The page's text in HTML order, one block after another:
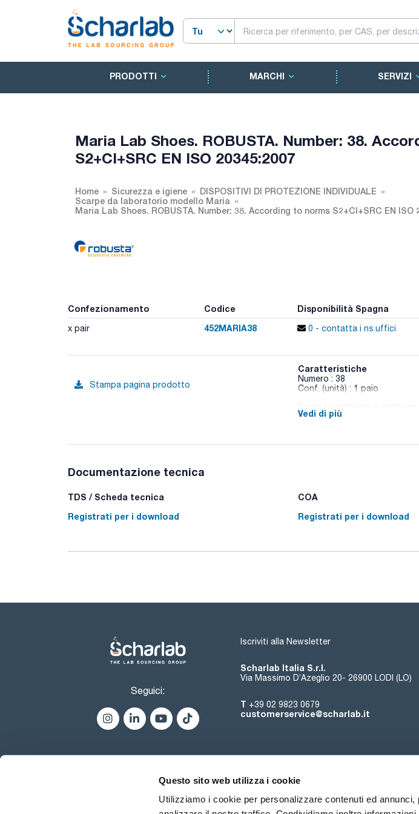
Questo sito web utilizza i cookie
Utilizziamo i cookie per personalizzare contenuti ed
PRODOTTI MARCHI SERVIZI
Maria Lab Shoes. ROBUSTA. Number: 38.
S2+CI+SRC EN ISO 20345:2007
Home Sicurezza e igiene
DISPOSITIVI DI PROTEZIONE INDIVIDUALE
Scarpe da laboratorio modello Maria
Maria Lab Shoes. ROBUSTA. Number: 38. According to norms S2+CI+SRC EN ISO
Confezionamento Codice Disponibilità Spagna
x pair 452MARIA38 0 - contatta i ns.uffici
Stampa pagina prodotto
Caratteristiche
Numero : 38
Conf. (unità) : 1 paio
Lavabile fino a 12 volte con
Vedi di più
Documentazione tecnica
TDS / Scheda tecnica
Registrati per i download
COA
Registrati per i download
Seguici:
Iscriviti alla Newsletter
Scharlab Italia S.r.l.
Via Massimo D’Azeglio 20- 26900 LODI (LO)
T +39 02 9823 0679
customerservice@scharlab.it